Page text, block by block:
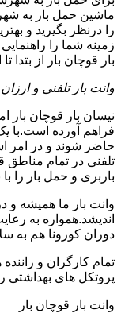
ماشین حمل بار به
را درنظر بگیرید و
زمینه شما را
بار قوچان بار از بتدا
وانت بار تلفنی و
نیسان بار قوچان بار
فراهم آورده است.با
حاضر شوند و در امر
تلفنی در تمام
باربری و حمل بار را
وانت بار ما همیشه
اندیشد.همواره به
دوران کورونا هم به
تمام کارگران و
پروتکل های بهداشتی
وانت بار قوچان بار